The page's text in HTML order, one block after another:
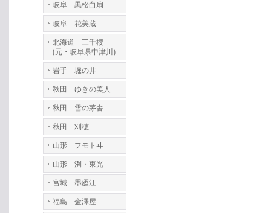
岐阜 黒松白扇
岐阜 花美蔵
北海道 三千櫻
(元・岐阜県中津川)
岩手 堀の井
秋田 ゆきの美人
秋田 雪の茅舎
秋田 刈穂
山形 フモトヰ
山形 洌・東光
宮城 墨廼江
福島 金澤屋